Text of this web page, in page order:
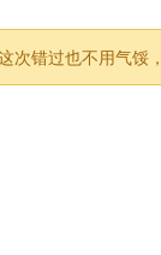
次错过也不用气馁